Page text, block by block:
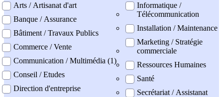
Arts / Artisanat d'art
Banque / Assurance
Bâtiment / Travaux Publics
Commerce / Vente
Communication / Multimédia (1)
Conseil / Etudes
Direction d'entreprise
Informatique /
Télécommunication
Installation / Maintenance
Marketing / Stratégie
commerciale
Ressources Humaines
Santé
Secrétariat / Assistanat